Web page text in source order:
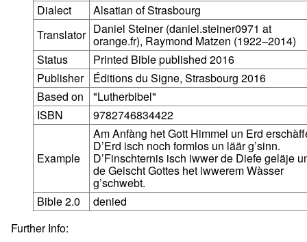
Dialect
Alsatian of Strasbourg
Translator Daniel Steiner (daniel.steiner0971 at
orange.fr), Raymond Matzen (1922–2014)
Status
Printed Bible published 2016
Publisher
Éditions du Signe, Strasbourg 2016
Based on
"Lutherbibel"
ISBN
9782746834422
Example
Am Anfàng het Gott Himmel un Erd
D’Erd isch noch formlos un läär g’sinn.
D’Finschternis isch iwwer de Diefe geläje
de Geischt Gottes het iwwerem Wàsser
g’schwebt.
Bible 2.0
denied
Further Info: